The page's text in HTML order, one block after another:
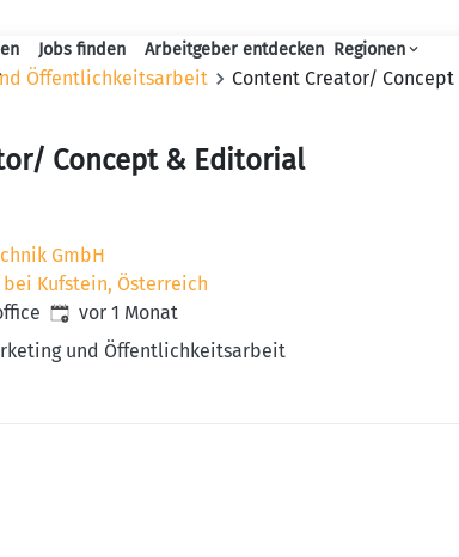
Haupt-Navigation
Jobs finden Arbeitgeber entdecken Regionen
Öffentlichkeitsarbeit Content Creator/
Concept & Editorial
GmbH
Kufstein, Österreich
Veröffentlicht:
vor 1 Monat
und Öffentlichkeitsarbeit